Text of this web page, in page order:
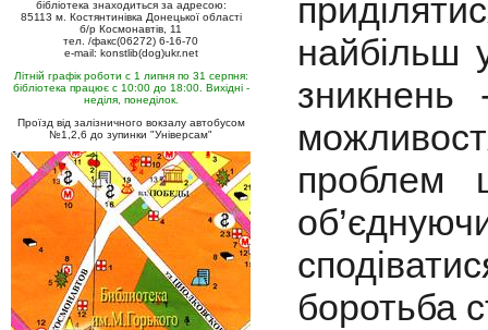
бібліотека знаходиться за адресою:
85113 м. Костянтинівка Донецької області
б/р Космонавтів, 11
тел. /факс(06272) 6-16-70
e-mail: konstlib(dog)ukr.net
Літній графік роботи с 1 липня по 31 серпня:
бібліотека працює с 10:00 до 18:00. Вихідні -
неділя, понеділок.
Проїзд від залізничного вокзалу автобусом
№1,2,6 до зупинки "Універсам"
найбільш
проблем
боротьба